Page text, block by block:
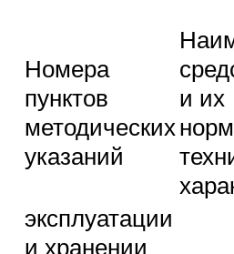
Номера
пунктов
методических
указаний
и их
эксплуатации
и хранении